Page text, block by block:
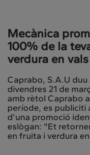
Mecànica
100% de la
verdura en vals
Caprabo, S.A.U
divendres 21 de
amb rètol Caprabo
període, es publiciti
d’una promoció
eslògan: "Et
en fruita i verdura